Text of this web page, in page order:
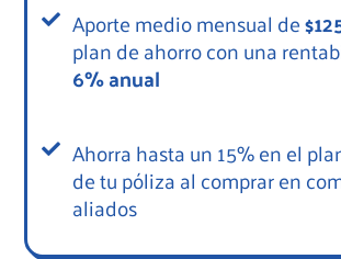
Aporte medio mensual de
plan de ahorro con una
6% anual
Ahorra hasta un 15% en el
de tu póliza al comprar en
aliados